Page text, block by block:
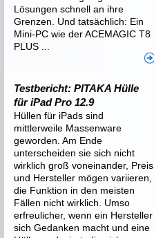
Lösungen schnell an ihre
Grenzen. Und tatsächlich: Ein
Mini-PC wie der ACEMAGIC T8
PLUS ...
Testbericht: PITAKA Hülle
für iPad Pro 12.9
Hüllen für iPads sind
mittlerweile Massenware
geworden. Am Ende
unterscheiden sie sich nicht
wirklich groß voneinander, Preis
und Hersteller mögen variieren,
die Funktion in den meisten
Fällen nicht wirklich. Umso
erfreulicher, wenn ein Hersteller
sich Gedanken macht und eine